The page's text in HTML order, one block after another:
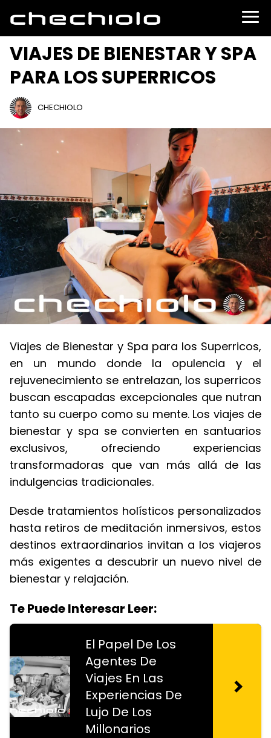
VIAJES DE BIENESTAR Y SPA
PARA LOS SUPERRICOS
CHECHIOLO
Viajes de Bienestar y Spa para los Superricos,
en un mundo donde la opulencia y el
rejuvenecimiento se entrelazan, los superricos
buscan escapadas excepcionales que nutran
tanto su cuerpo como su mente. Los viajes de
bienestar y spa se convierten en santuarios
exclusivos, ofreciendo experiencias
transformadoras que van más allá de las
indulgencias tradicionales.
Desde tratamientos holísticos personalizados
hasta retiros de meditación inmersivos, estos
destinos extraordinarios invitan a los viajeros
más exigentes a descubrir un nuevo nivel de
bienestar y relajación.
Te Puede Interesar Leer:
El Papel De Los
Agentes De
Viajes En Las
Experiencias De
Lujo De Los
Millonarios